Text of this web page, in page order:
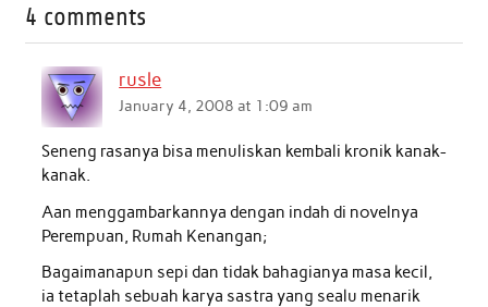
e
o
o
k
t
t
A
p
n
4 comments
rusle
January 4, 2008 at 1:09 am
Seneng rasanya bisa menuliskan kembali kronik kanak-
kanak.
Aan menggambarkannya dengan indah di novelnya
Perempuan, Rumah Kenangan;
Bagaimanapun sepi dan tidak bahagianya masa kecil,
ia tetaplah sebuah karya sastra yang sealu menarik